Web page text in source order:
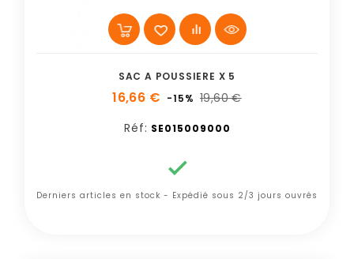
SAC A POUSSIERE X 5
16,66 € -15% 19,60 €
Réf: SE015009000

Derniers articles en stock - Expédié sous 2/3 jours ouvrés